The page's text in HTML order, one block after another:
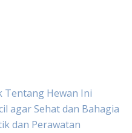
Tentang Hewan Ini
agar Sehat dan Bahagia
dan Perawatan